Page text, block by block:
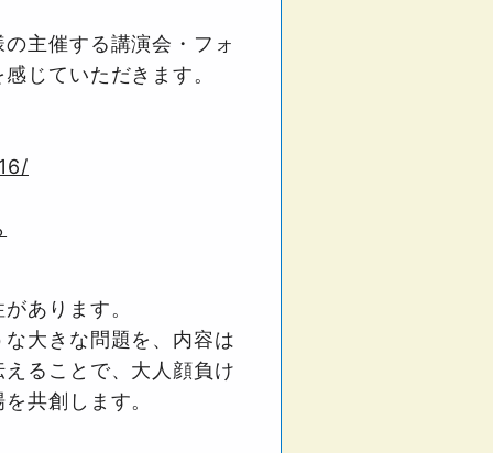
主催する講演会・フォ
じていただきます。
あります。
大きな問題を、内容は
ることで、大人顔負け
共創します。